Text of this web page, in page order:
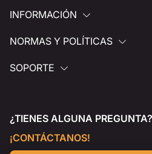
INFORMACIÓN
NORMAS Y POLÍTICAS
SOPORTE
¿TIENES ALGUNA PREGUNTA?
¡CONTÁCTANOS!